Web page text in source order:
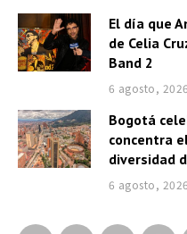
El día que
de Celia
Band 2
6 agosto, 2026
Bogotá
concentra
diversidad
6 agosto, 2026